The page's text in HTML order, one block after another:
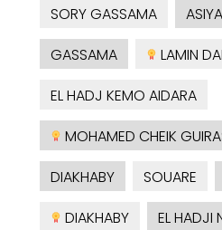
SORY GASSAMA ASIYA
GASSAMA
LAMIN
EL HADJ KEMO AIDARA
MOHAMED CHEIK
DIAKHABY
SOUARE
DIAKHABY
EL HADJI